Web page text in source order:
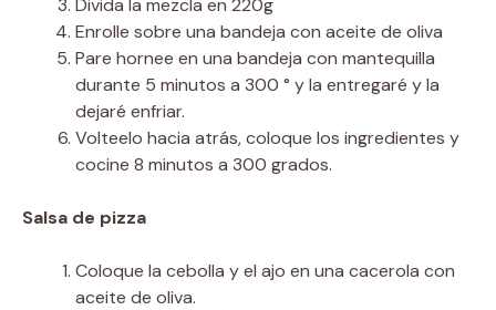
Divida la mezcla en 220g
Enrolle sobre una bandeja con aceite de oliva
Pare hornee en una bandeja con mantequilla
durante 5 minutos a 300 ° y la entregaré y la
dejaré enfriar.
Volteelo hacia atrás, coloque los ingredientes y
cocine 8 minutos a 300 grados.
Salsa de pizza
Coloque la cebolla y el ajo en una cacerola con
aceite de oliva.